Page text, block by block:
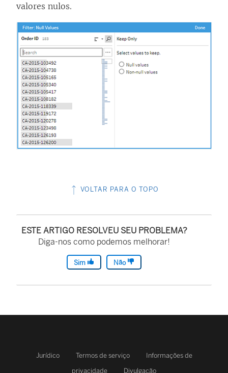
valores nulos.
VOLTAR PARA O TOPO
ESTE ARTIGO RESOLVEU SEU PROBLEMA?
Diga-nos como podemos melhorar!
Sim Não
Jurídico Termos de serviço
Informações de
privacidade
Divulgação